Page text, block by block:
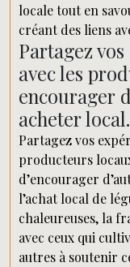
locale tout en
créant des liens
Partagez
avec les
encourager
acheter local.
Partagez vos
producteurs
d’encourager
l’achat local de
chaleureuses, la
avec ceux qui
autres à soutenir